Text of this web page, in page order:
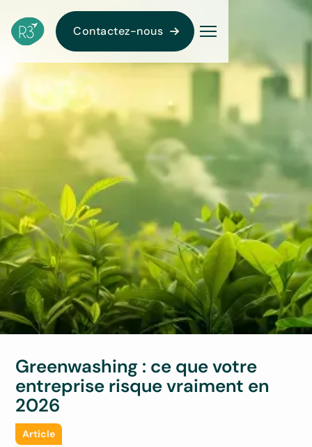
Contactez-nous
Greenwashing : ce que votre
entreprise risque vraiment en
2026
Article